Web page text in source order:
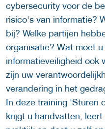
cybersecurity voor de
risico's van informatie?
bij? Welke partijen
organisatie? Wat moet
informatieveiligheid ook
zijn uw
verandering in het
In deze training 'Sturen
krijgt u handvatten,